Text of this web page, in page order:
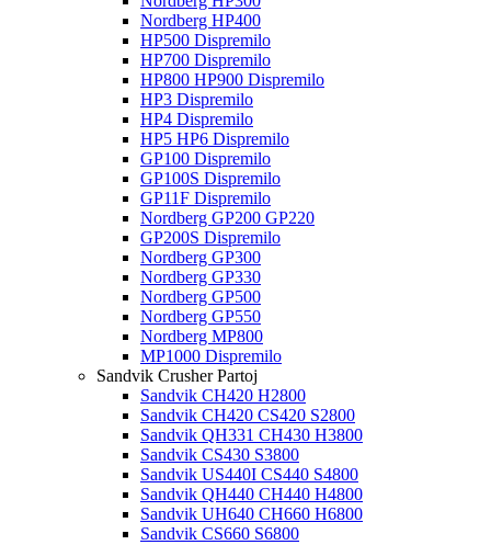
Nordberg HP400
HP500 Dispremilo
HP700 Dispremilo
HP800 HP900 Dispremilo
HP3 Dispremilo
HP4 Dispremilo
HP5 HP6 Dispremilo
GP100 Dispremilo
GP100S Dispremilo
GP11F Dispremilo
Nordberg GP200 GP220
GP200S Dispremilo
Nordberg GP300
Nordberg GP330
Nordberg GP500
Nordberg GP550
Nordberg MP800
MP1000 Dispremilo
Sandvik Crusher Partoj
Sandvik CH420 H2800
Sandvik CH420 CS420 S2800
Sandvik QH331 CH430 H3800
Sandvik CS430 S3800
Sandvik US440I CS440 S4800
Sandvik QH440 CH440 H4800
Sandvik UH640 CH660 H6800
Sandvik CS660 S6800